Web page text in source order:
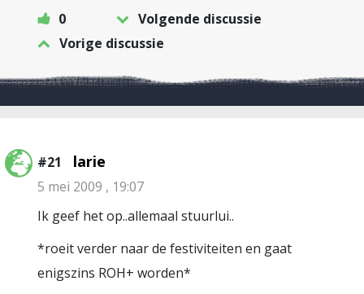
0
Volgende discussie
Vorige discussie
#21 larie
5 mei 2009 , 19:07
Ik geef het op..allemaal stuurlui..
*roeit verder naar de festiviteiten en gaat
enigszins ROH+ worden*